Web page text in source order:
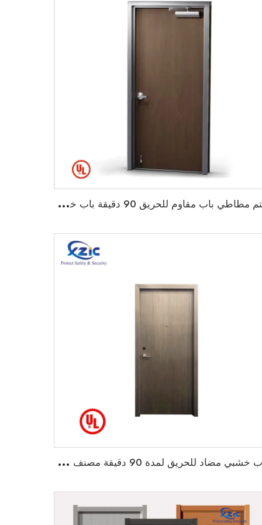
خ
تم مطاطي باب مقاوم للحريق 90 دقيقة باب خشبي مقاوم للحريق مع إطار حديدي
ب
اب خشبي مضاد للحريق لمدة 90 دقيقة مصنف من قبل UL للاستخدام في المنازل والمدارس والفنادق والجامعات